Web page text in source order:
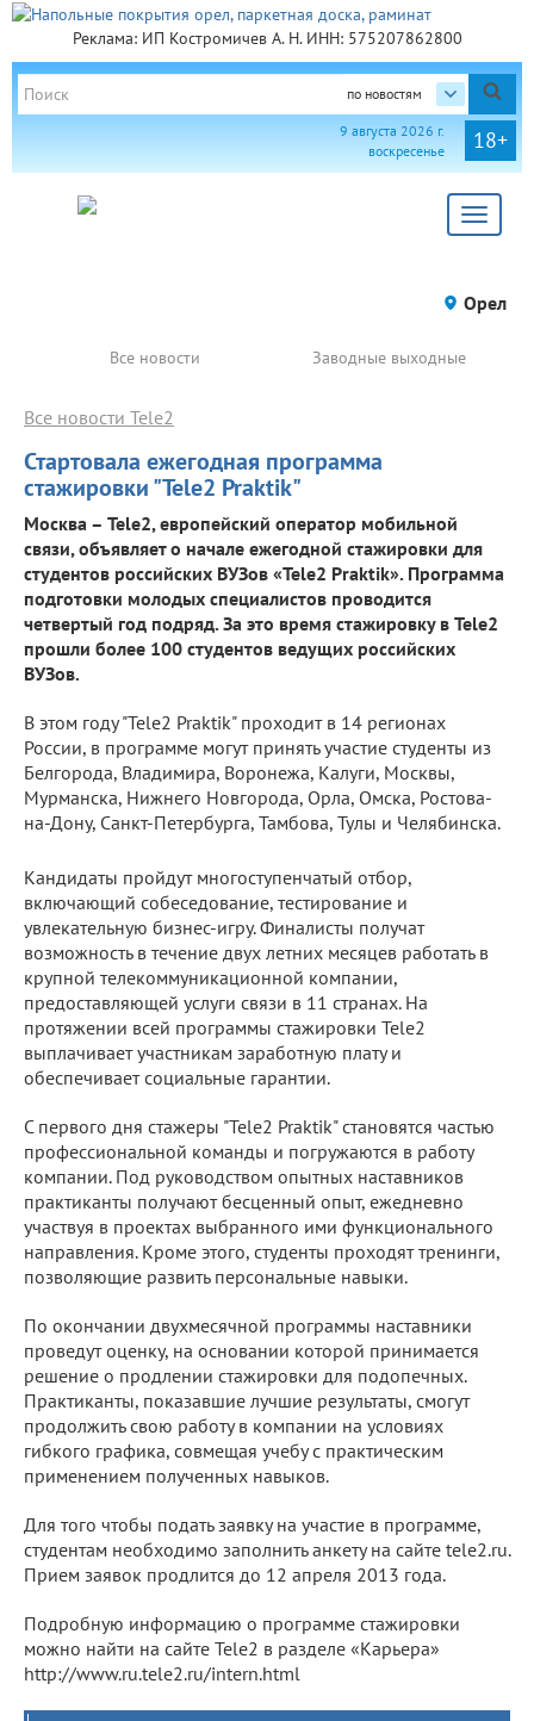
Реклама: ИП Костромичев А. Н. ИНН: 575207862800
по новостям
18+
9 августа 2026 г.
воскресенье
Toggle
Орел
Все новости Заводные выходные
Стартовала ежегодная программа
стажировки "Tele2 Praktik"
Все новости Tele2
Москва – Tele2, европейский оператор мобильной
связи, объявляет о начале ежегодной стажировки для
студентов российских ВУЗов «Tele2 Praktik». Программа
подготовки молодых специалистов проводится
четвертый год подряд. За это время стажировку в Tele2
прошли более 100 студентов ведущих российских
ВУЗов.
В этом году "Tele2 Praktik" проходит в 14 регионах
России, в программе могут принять участие студенты из
Белгорода, Владимира, Воронежа, Калуги, Москвы,
Мурманска, Нижнего Новгорода, Орла, Омска, Ростова-
на-Дону, Санкт-Петербурга, Тамбова, Тулы и Челябинска.
Кандидаты пройдут многоступенчатый отбор,
включающий собеседование, тестирование и
увлекательную бизнес-игру. Финалисты получат
возможность в течение двух летних месяцев работать в
крупной телекоммуникационной компании,
предоставляющей услуги связи в 11 странах. На
протяжении всей программы стажировки Tele2
выплачивает участникам заработную плату и
обеспечивает социальные гарантии.
С первого дня стажеры "Tele2 Praktik" становятся частью
профессиональной команды и погружаются в работу
компании. Под руководством опытных наставников
практиканты получают бесценный опыт, ежедневно
участвуя в проектах выбранного ими функционального
направления. Кроме этого, студенты проходят тренинги,
позволяющие развить персональные навыки.
По окончании двухмесячной программы наставники
проведут оценку, на основании которой принимается
решение о продлении стажировки для подопечных.
Практиканты, показавшие лучшие результаты, смогут
продолжить свою работу в компании на условиях
гибкого графика, совмещая учебу с практическим
применением полученных навыков.
Для того чтобы подать заявку на участие в программе,
студентам необходимо заполнить анкету на сайте tele2.ru.
Прием заявок продлится до 12 апреля 2013 года.
Подробную информацию о программе стажировки
можно найти на сайте Tele2 в разделе «Карьера»
http://www.ru.tele2.ru/intern.html